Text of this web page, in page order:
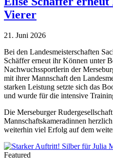
Vierer
21. Juni 2026
Bei den Landesmeisterschaften
Schäffer erneut ihr Können unter
Nachwuchssportlerin der
mit ihrer Mannschaft den
starken Leistung setzte sich das
und wurde für die intensive
Die Merseburger
Mannschaftskameradinnen
weiterhin viel Erfolg auf dem
Featured